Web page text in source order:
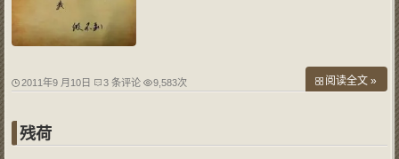
2011年9 月10日 3 条评论 9,583次 阅读全文 »
残荷